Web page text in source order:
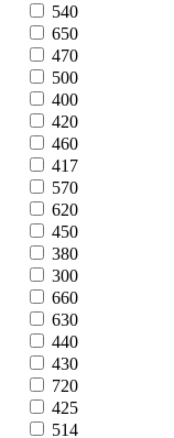
540
650
470
500
400
420
460
417
570
620
450
380
300
660
630
440
430
720
425
514